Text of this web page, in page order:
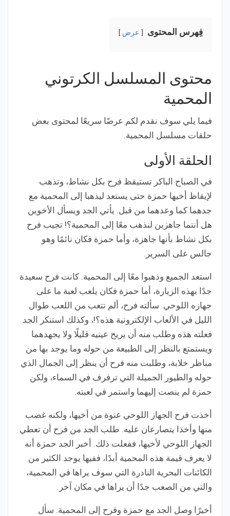
فِهرس المحتوى عرض
محتوى المسلسل الكرتوني
المحمية
فيما يلي سوف نقدم لكم عرضًا سريعًا لمحتوى بعض
حلقات مسلسل المحمية.
الحلقة الأولى
في الصباح الباكر تستيقظ فرح بكل نشاط، وتذهب
لإيقاظ أخيها حمزة حتى يستعد ليذهبا إلى المحمية مع
جدهما كما وعدهما من قبل. يأتي الجد ويسأل الأخوين
هل أنتما جاهزين لنذهب معًا إلى المحمية؟! تجيب فرح
بكل نشاط بأنها جاهزة، وأما حمزة فكان نائمًا وهو
جالس على السرير.
استعد الجميع وذهبوا معًا إلى المحمية. كانت فرح سعيدة
جدًا بهذه الزيارة، أما حمزة فكان يلعب لعبة ما على
جهازه اللوحي. سألته فرح، ألم تتعب من اللعب طوال
الليل في الألعاب الإلكترونية هذه؟!، وكذلك استنكر الجد
فعلته هذه وطلب منه أن يريح عينيه قليلًا ولا يجهدهما
ويستمتع بالنظر إلى الطبيعة من حوله وما يوجد بها من
مناظر خلابة، وطلبت منه فرح أن ينظر إلى الجمال الذي
حوله والطيور الجميلة التي ترفرف في السماء، ولكن
حمزة لم ينصت إليهما واستمر في لعبته.
أخذت فرح الجهاز اللوحي عنوة من أخيها، ولكنه غضب
منها وأخذا يتصارعان عليه. طلب الجد من فرح أن تعطي
الجهاز اللوحي لأخيها، ففعلت ذلك. أخبر الجد حمزة أنه
لا يعرف قيمة هذه المحمية أبدًا، ففيها يوجد الكثير من
الكائنات البحرية النادرة التي سوف يراها في المحمية،
والتي من الصعب جدًا أن يراها في مكان آخر.
أخيرًا وصل الجد مع حمزة وفرح إلى المحمية. سأل